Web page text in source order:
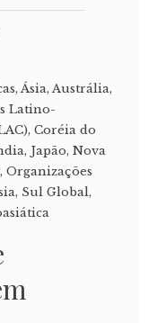
, Ásia, Austrália,
Latino-
, Coréia do
, Japão, Nova
, Organizações
, Sul Global,